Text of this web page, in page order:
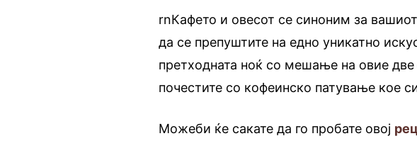
rnКафето и овесот се синоним за
да се препуштите на едно уникатно
претходната ноќ со мешање на овие две
почестите со кофеинско патување кое
Можеби ќе сакате да го пробате овој